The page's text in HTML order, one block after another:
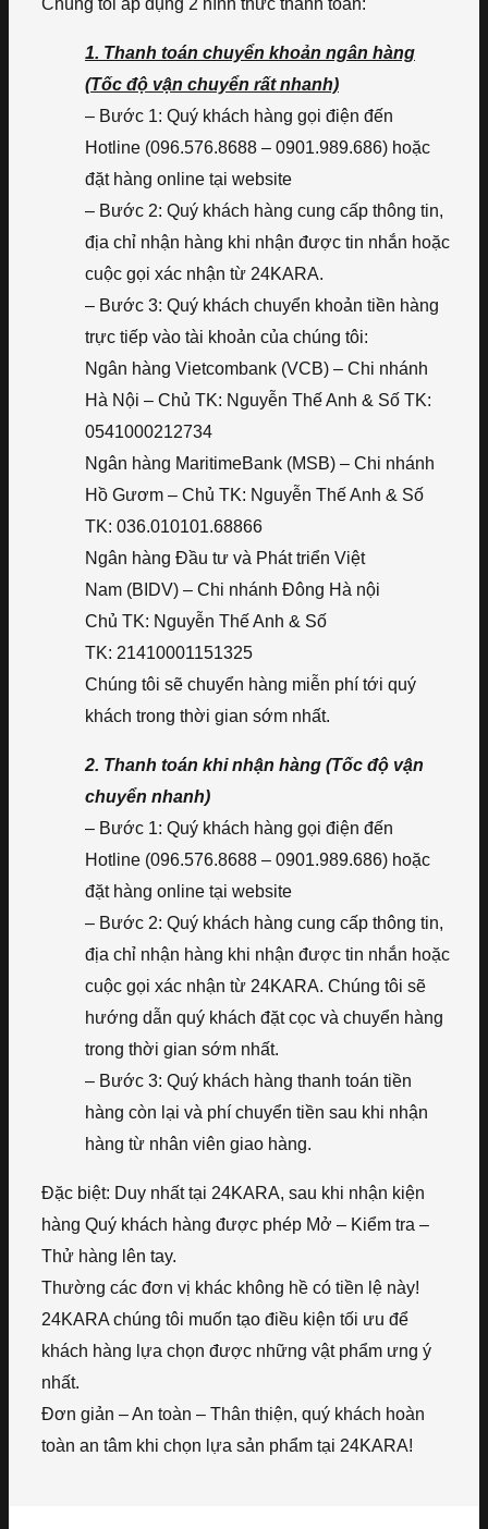
Chúng tôi áp dụng 2 hình thức thanh toán:
1. Thanh toán chuyển khoản ngân hàng
(Tốc độ vận chuyển rất nhanh)
– Bước 1: Quý khách hàng gọi điện đến
Hotline (096.576.8688 – 0901.989.686) hoặc
đặt hàng online tại website
– Bước 2: Quý khách hàng cung cấp thông tin,
địa chỉ nhận hàng khi nhận được tin nhắn hoặc
cuộc gọi xác nhận từ 24KARA.
– Bước 3: Quý khách chuyển khoản tiền hàng
trực tiếp vào tài khoản của chúng tôi:
Ngân hàng Vietcombank (VCB) – Chi nhánh
Hà Nội – Chủ TK: Nguyễn Thế Anh & Số TK:
0541000212734
Ngân hàng MaritimeBank (MSB) – Chi nhánh
Hồ Gươm – Chủ TK: Nguyễn Thế Anh & Số
TK: 036.010101.68866
Ngân hàng Đầu tư và Phát triển Việt
Nam (BIDV) – Chi nhánh Đông Hà nội
Chủ TK: Nguyễn Thế Anh & Số
TK: 21410001151325
Chúng tôi sẽ chuyển hàng miễn phí tới quý
khách trong thời gian sớm nhất.
2. Thanh toán khi nhận hàng (Tốc độ vận
chuyển nhanh)
– Bước 1: Quý khách hàng gọi điện đến
Hotline (096.576.8688 – 0901.989.686) hoặc
đặt hàng online tại website
– Bước 2: Quý khách hàng cung cấp thông tin,
địa chỉ nhận hàng khi nhận được tin nhắn hoặc
cuộc gọi xác nhận từ 24KARA. Chúng tôi sẽ
hướng dẫn quý khách đặt cọc và chuyển hàng
trong thời gian sớm nhất.
– Bước 3: Quý khách hàng thanh toán tiền
hàng còn lại và phí chuyển tiền sau khi nhận
hàng từ nhân viên giao hàng.
Đặc biệt: Duy nhất tại 24KARA, sau khi nhận kiện
hàng Quý khách hàng được phép Mở – Kiểm tra –
Thử hàng lên tay.
Thường các đơn vị khác không hề có tiền lệ này!
24KARA chúng tôi muốn tạo điều kiện tối ưu để
khách hàng lựa chọn được những vật phẩm ưng ý
nhất.
Đơn giản – An toàn – Thân thiện, quý khách hoàn
toàn an tâm khi chọn lựa sản phẩm tại 24KARA!